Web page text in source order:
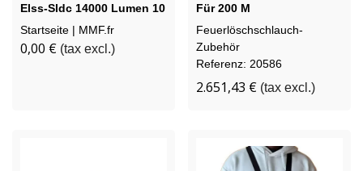
Elss-Sldc 14000 Lumen 10
-32 V Dc (ce + Rohs)
(Lieferung Ohne
Netzkabel)
Startseite | MMF.fr
0,00 € (tax excl.)
Für 200 M
Feuerwehrschlauch DN70
Ohne Bremse
Feuerlöschschlauch-
Zubehör
Referenz: 20586
2.651,43 € (tax excl.)